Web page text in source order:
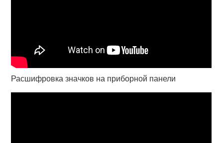
Расшифровка значков на приборной панели